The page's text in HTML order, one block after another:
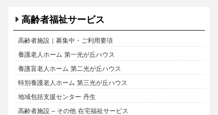
高齢者福祉サービス
高齢者施設｜募集中・ご利用要項
養護老人ホーム 第一光が丘ハウス
養護盲老人ホーム 第二光が丘ハウス
特別養護老人ホーム 第三光が丘ハウス
地域包括支援センター 丹生
高齢者施設 – その他 在宅福祉サービス